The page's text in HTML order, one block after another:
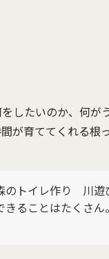
したいのか、何が
が育ててくれる根
トイレ作り 川遊
ことはたくさん